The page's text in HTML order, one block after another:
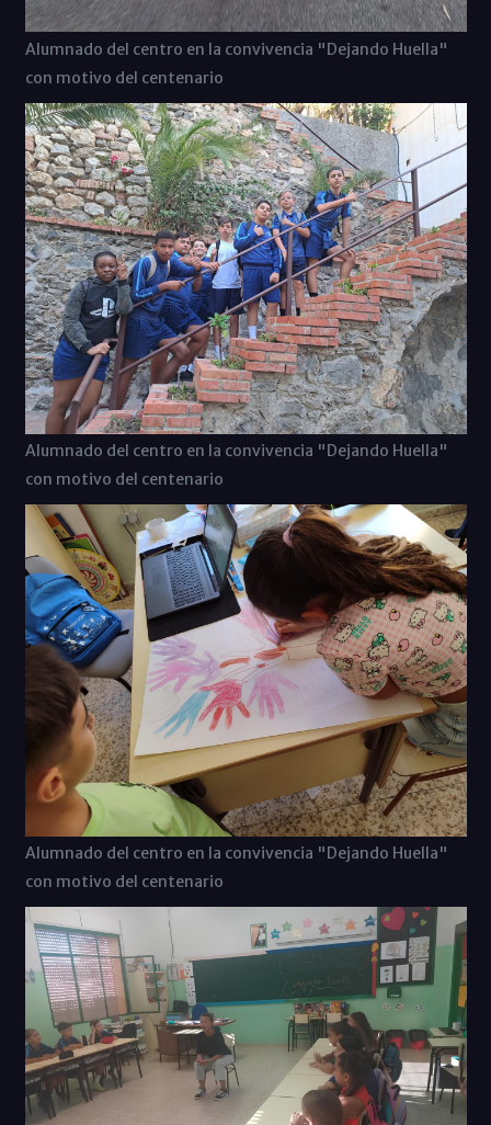
Alumnado del centro en la convivencia "Dejando Huella"
con motivo del centenario
Alumnado del centro en la convivencia "Dejando Huella"
con motivo del centenario
Alumnado del centro en la convivencia "Dejando Huella"
con motivo del centenario